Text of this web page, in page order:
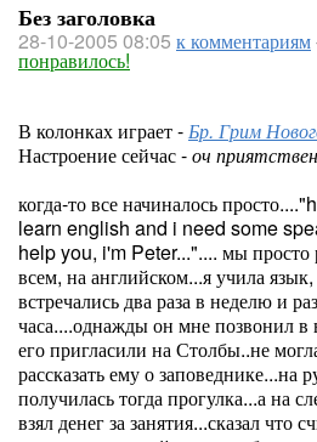
Без заголовка
28-10-2005 08:05 к комментариям
понравилось!
В колонках играет -Бр. Грим
Настроение сейчас -оч
когда-то все начиналось
learn english and i need some
help you, i'm Peter...".... мы просто
всем, на английском...я учила
встречались два раза в неделю и
часа....однажды он мне позвонил в
его пригласили на Столбы..не
рассказать ему о заповеднике...на
получилась тогда прогулка...а на
взял денег за занятия...сказал что